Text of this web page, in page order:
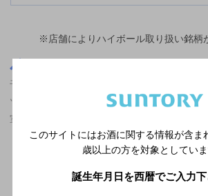
※店舗によりハイボール取り扱い銘柄
千葉駅(千葉県)周辺500m,中華・韓国・焼肉,
ツ香るエールが飲める,食べ放題あり,7,000円
室あり/飲み放題ありのお店
このサイトにはお酒に関する情報が含ま
歳以上の方を対象としていま
誕生年月日を西暦でご入力下